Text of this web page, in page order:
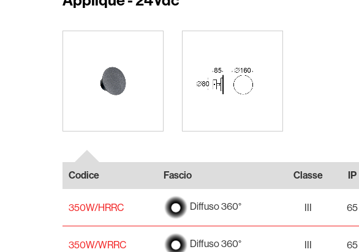
Codice Fascio Classe IP
350W/HRRC Diffuso 360° III 65
350W/WRRC Diffuso 360° III 65